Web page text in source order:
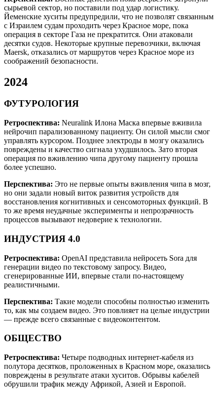
сырьевой сектор, но поставили под удар логистику.
Йеменские хуситы предупредили, что не позволят связанным
с Израилем судам проходить через Красное море, пока
операция в секторе Газа не прекратится. Они атаковали
десятки судов. Некоторые крупные перевозчики, включая
Maersk, отказались от маршрутов через Красное море из
соображений безопасности.
2024
ФУТУРОЛОГИЯ
Ретроспектива: Neuralink Илона Маска впервые вживила
нейрочип парализованному пациенту. Он силой мысли смог
управлять курсором. Позднее электроды в мозгу оказались
повреждены и качество сигнала ухудшилось. Зато вторая
операция по вживлению чипа другому пациенту прошла
более успешно.
Перспектива: Это не первые опыты вживления чипа в мозг,
но они задали новый виток развития устройств для
восстановления когнитивных и сенсомоторных функций. В
то же время неудачные эксперименты и непрозрачность
процессов вызывают недоверие к технологии.
ИНДУСТРИЯ 4.0
Ретроспектива: OpenAI представила нейросеть Sora для
генерации видео по текстовому запросу. Видео,
сгенерированные ИИ, впервые стали по-настоящему
реалистичными.
Перспектива: Такие модели способны полностью изменить
то, как мы создаем видео. Это повлияет на целые индустрии
— прежде всего связанные с видеоконтентом.
ОБЩЕСТВО
Ретроспектива: Четыре подводных интернет-кабеля из
полутора десятков, проложенных в Красном море, оказались
повреждены в результате атаки хуситов. Обрывы кабелей
обрушили трафик между Африкой, Азией и Европой.